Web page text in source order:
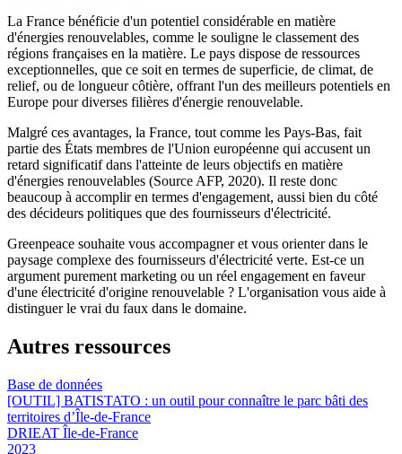
La France bénéficie d'un potentiel considérable en matière
d'énergies renouvelables, comme le souligne le classement des
régions françaises en la matière. Le pays dispose de ressources
exceptionnelles, que ce soit en termes de superficie, de climat, de
relief, ou de longueur côtière, offrant l'un des meilleurs potentiels en
Europe pour diverses filières d'énergie renouvelable.
Malgré ces avantages, la France, tout comme les Pays-Bas, fait
partie des États membres de l'Union européenne qui accusent un
retard significatif dans l'atteinte de leurs objectifs en matière
d'énergies renouvelables (Source AFP, 2020). Il reste donc
beaucoup à accomplir en termes d'engagement, aussi bien du côté
des décideurs politiques que des fournisseurs d'électricité.
Greenpeace souhaite vous accompagner et vous orienter dans le
paysage complexe des fournisseurs d'électricité verte. Est-ce un
argument purement marketing ou un réel engagement en faveur
d'une électricité d'origine renouvelable ? L'organisation vous aide à
distinguer le vrai du faux dans le domaine.
Autres ressources
Base de données
[OUTIL] BATISTATO : un outil pour connaître le parc bâti des
territoires d’Île-de-France
DRIEAT Île-de-France
2023